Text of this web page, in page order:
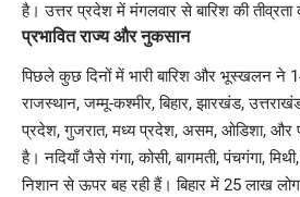
है। उत्तर प्रदेश में मंगलवार से बारिश की
प्रभावित राज्य और नुकसान
पिछले कुछ दिनों में भारी बारिश और भूस्खलन ने
राजस्थान, जम्मू-कश्मीर, बिहार, झारखंड,
प्रदेश, गुजरात, मध्य प्रदेश, असम, ओडिशा, और
है। नदियाँ जैसे गंगा, कोसी, बागमती, पंचगंगा,
निशान से ऊपर बह रही हैं। बिहार में 25 लाख